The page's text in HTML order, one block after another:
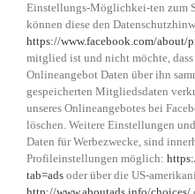
Einstellungs-Möglichkei-ten zum
können diese den
https://www.facebook.com/about/
mitglied ist und nicht möchte, dass
Onlineangebot Daten über ihn
gespeicherten Mitgliedsdaten
unseres Onlineangebotes bei
löschen. Weitere Einstellungen
Daten für Werbezwecke, sind
Profileinstellungen möglich:
tab=ads oder über die US-